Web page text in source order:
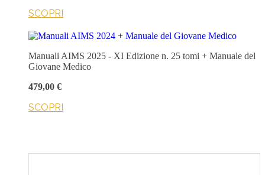
SCOPRI
Manuali AIMS 2025 - XI Edizione n. 25 tomi + Manuale del
Giovane Medico
479,00 €
SCOPRI